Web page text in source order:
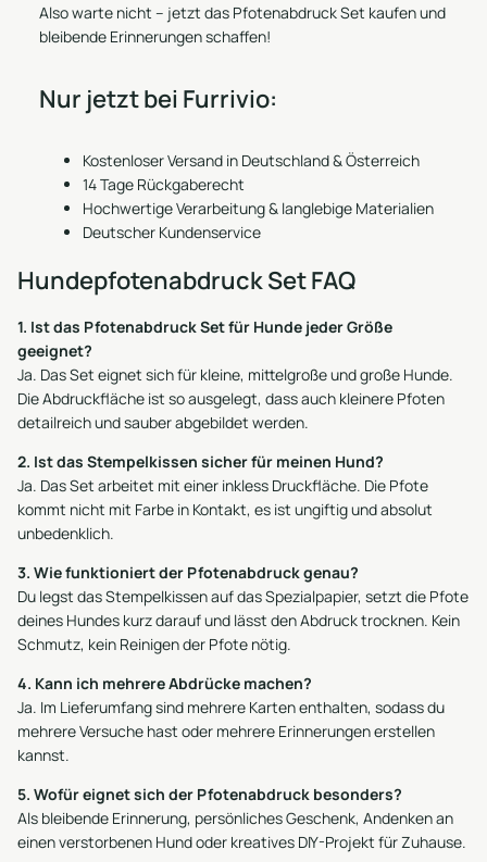
Also warte nicht – jetzt das Pfotenabdruck Set kaufen und
bleibende Erinnerungen schaffen!
Nur jetzt bei Furrivio:
Kostenloser Versand in Deutschland & Österreich
14 Tage Rückgaberecht
Hochwertige Verarbeitung & langlebige Materialien
Deutscher Kundenservice
Hundepfotenabdruck Set FAQ
1. Ist das Pfotenabdruck Set für Hunde jeder Größe
geeignet?
Ja. Das Set eignet sich für kleine, mittelgroße und große Hunde.
Die Abdruckfläche ist so ausgelegt, dass auch kleinere Pfoten
detailreich und sauber abgebildet werden.
2. Ist das Stempelkissen sicher für meinen Hund?
Ja. Das Set arbeitet mit einer inkless Druckfläche. Die Pfote
kommt nicht mit Farbe in Kontakt, es ist ungiftig und absolut
unbedenklich.
3. Wie funktioniert der Pfotenabdruck genau?
Du legst das Stempelkissen auf das Spezialpapier, setzt die Pfote
deines Hundes kurz darauf und lässt den Abdruck trocknen. Kein
Schmutz, kein Reinigen der Pfote nötig.
4. Kann ich mehrere Abdrücke machen?
Ja. Im Lieferumfang sind mehrere Karten enthalten, sodass du
mehrere Versuche hast oder mehrere Erinnerungen erstellen
kannst.
5. Wofür eignet sich der Pfotenabdruck besonders?
Als bleibende Erinnerung, persönliches Geschenk, Andenken an
einen verstorbenen Hund oder kreatives DIY-Projekt für Zuhause.